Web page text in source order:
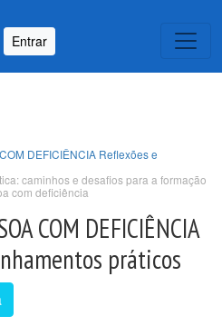
Entrar
DEFICIÊNCIA Reflexões e
caminhos e desafios para a formação
com deficiência
COM DEFICIÊNCIA
práticos